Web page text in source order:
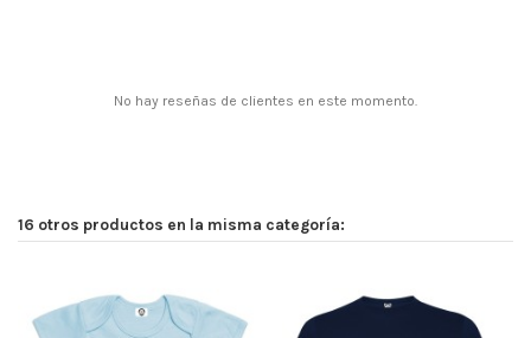
No hay reseñas de clientes en este momento.
16 otros productos en la misma categoría: